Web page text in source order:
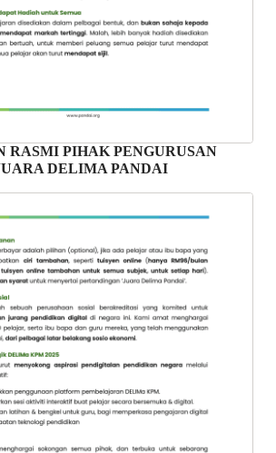
RASMI PIHAK PENGURUSAN
DELIMA PANDAI